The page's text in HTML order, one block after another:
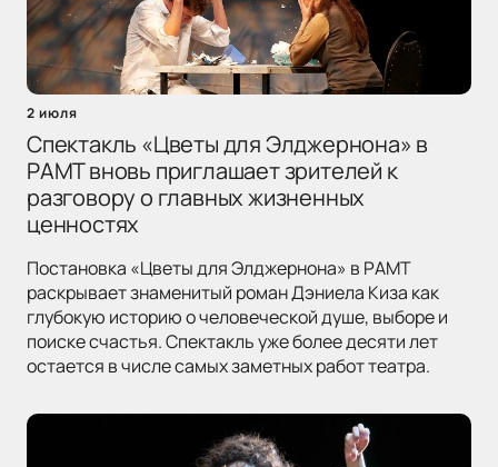
2 июля
Спектакль «Цветы для Элджернона» в
РАМТ вновь приглашает зрителей к
разговору о главных жизненных
ценностях
Постановка «Цветы для Элджернона» в РАМТ
раскрывает знаменитый роман Дэниела Киза как
глубокую историю о человеческой душе, выборе и
поиске счастья. Спектакль уже более десяти лет
остается в числе самых заметных работ театра.